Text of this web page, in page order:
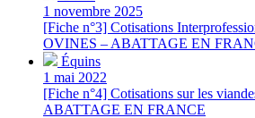
1 novembre 2025
[Fiche n°3] Cotisations
OVINES – ABATTAGE EN
Équins
1 mai 2022
[Fiche n°4] Cotisations sur les
ABATTAGE EN FRANCE